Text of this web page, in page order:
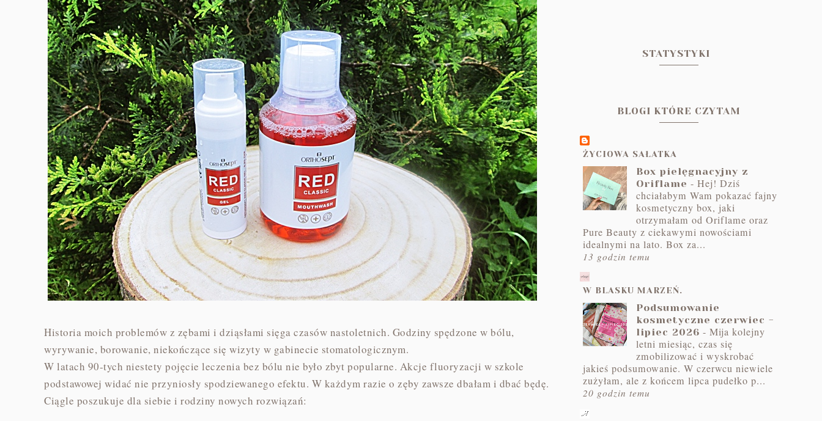
Historia moich problemów z zębami i dziąsłami sięga czasów nastoletnich. Godziny spędzone w bólu,
wyrywanie, borowanie, niekończące się wizyty w gabinecie stomatologicznym.
W latach 90-tych niestety pojęcie leczenia bez bólu nie było zbyt popularne. Akcje fluoryzacji w szkole
podstawowej widać nie przyniosły spodziewanego efektu. W każdym razie o zęby zawsze dbałam i dbać będę.
Ciągle poszukuje dla siebie i rodziny nowych rozwiązań:
STATYSTYKI
BLOGI KTÓRE CZYTAM
ŻYCIOWA SAŁATKA
Box pielęgnacyjny z
Oriflame - Hej! Dziś
chciałabym Wam pokazać fajny
kosmetyczny box, jaki
otrzymałam od Oriflame oraz
Pure Beauty z ciekawymi nowościami
idealnymi na lato. Box za...
13 godzin temu
W BLASKU MARZEŃ.
Podsumowanie
kosmetyczne czerwiec -
lipiec 2026 - Mija kolejny
letni miesiąc, czas się
zmobilizować i wyskrobać
jakieś podsumowanie. W czerwcu niewiele
zużyłam, ale z końcem lipca pudełko p...
20 godzin temu